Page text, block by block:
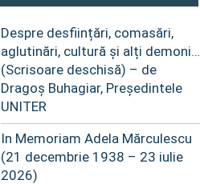
Despre desființări, comasări,
aglutinări, cultură și alți demoni…
(Scrisoare deschisă) – de
Dragoș Buhagiar, Președintele
UNITER
In Memoriam Adela Mărculescu
(21 decembrie 1938 – 23 iulie
2026)